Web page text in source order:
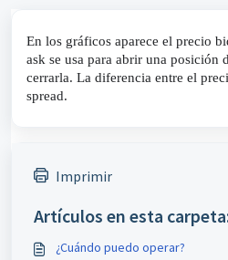
En los gráficos aparece el precio
ask se usa para abrir una posición
cerrarla. La diferencia entre el
spread.
Imprimir
Artículos en esta
¿Cuándo puedo operar?